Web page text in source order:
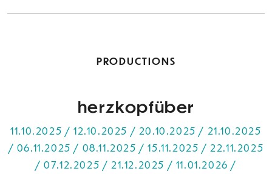
PRODUCTIONS
herzkopfüber
11.10.2025 / 12.10.2025 / 20.10.2025 / 21.10.2025
/ 06.11.2025 / 08.11.2025 / 15.11.2025 / 22.11.2025
/ 07.12.2025 / 21.12.2025 / 11.01.2026 /